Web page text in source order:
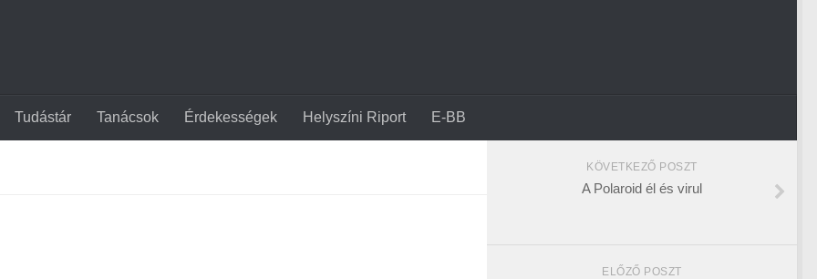
Tudástár Tanácsok Érdekességek Helyszíni Riport E-BB
KÖVETKEZŐ POSZT
A Polaroid él és virul
ELŐZŐ POSZT